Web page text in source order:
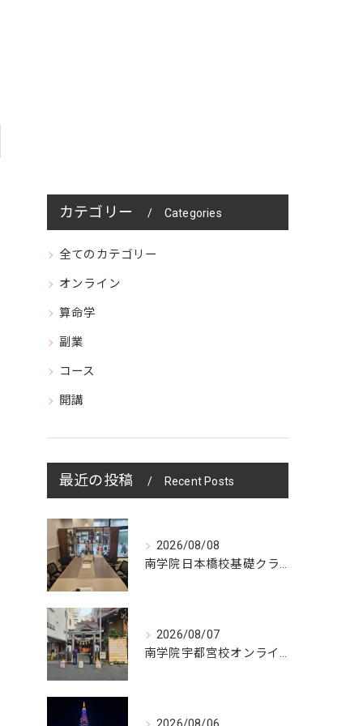
カテゴリー Categories
全てのカテゴリー
オンライン
算命学
副業
コース
開講
最近の投稿 Recent Posts
2026/08/08
南学院日本橋校基礎クラス授業日
2026/08/07
南学院宇都宮校オンラインzoom 教室開講